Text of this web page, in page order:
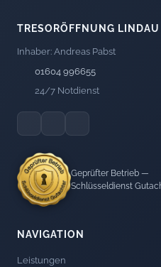
TRESORÖFFNUNG
Inhaber: Andreas Pabst
01604 996655
24/7 Notdienst
Geprüfter Betrieb —
Schlüsseldienst
NAVIGATION
Leistungen